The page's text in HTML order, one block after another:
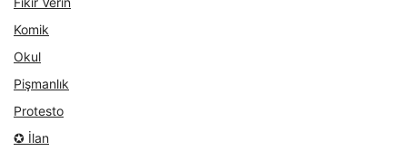
Komik
Okul
Pişmanlık
Protesto
✪ İlan